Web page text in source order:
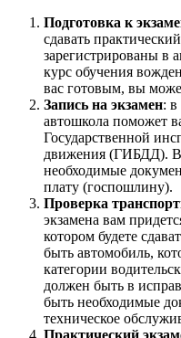
Подготовка к
сдавать
зарегистрированы в
курс обучения
вас готовым, вы
Запись на экзамен: в
автошкола поможет
Государственной
движения (ГИБДД).
необходимые
плату (госпошлину).
Проверка
экзамена вам
котором будете
быть автомобиль,
категории
должен быть в
быть необходимые
техническое
Практический